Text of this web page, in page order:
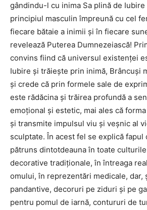
gândindu-l cu inima Sa plină de
principiul masculin împreună cu cel
fiecare bătaie a inimii şi în fiecare
revelează Puterea Dumnezeiască!
convins fiind că universul existenţei
Iubire şi trăieşte prin inimă, Brâncuşi
şi crede că prin formele sale de
este rădăcina şi trăirea profundă a
emoţional şi estetic, mai ales că
şi transmite impulsul viu şi veşnic al
sculptate. În acest fel se explică fapul
pătruns dintotdeauna în toate
decorative tradiţionale, în întreaga
omului, în reprezentări medicale, dar,
pandantive, decoruri pe ziduri şi pe
pentru pomul de iarnă, contururi de